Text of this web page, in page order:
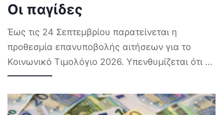
Οι παγίδες
Έως τις 24 Σεπτεμβρίου παρατείνεται η
προθεσμία επανυποβολής αιτήσεων για το
Κοινωνικό Τιμολόγιο 2026. Υπενθυμίζεται ότι ...